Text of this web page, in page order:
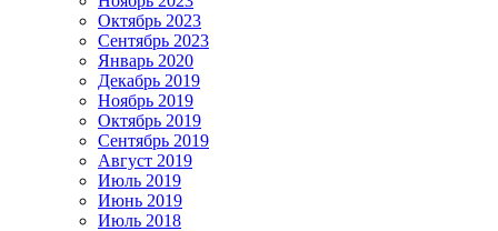
Октябрь 2023
Сентябрь 2023
Январь 2020
Декабрь 2019
Ноябрь 2019
Октябрь 2019
Сентябрь 2019
Август 2019
Июль 2019
Июнь 2019
Июль 2018